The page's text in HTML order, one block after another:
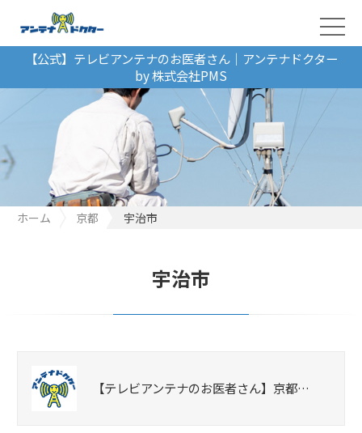
【公式】テレビアンテナのお医者さん｜アンテナドクター
by 株式会社PMS
ホーム 京都 宇治市
宇治市
【テレビアンテナのお医者さん】京都…